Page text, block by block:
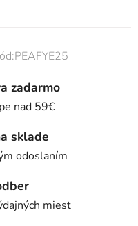
PEAFYE25
zadarmo
nad 59€
sklade
odoslaním
miest